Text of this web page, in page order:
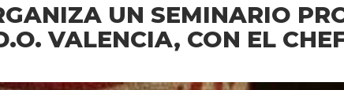
UN SEMINARIO
VALENCIA, CON EL